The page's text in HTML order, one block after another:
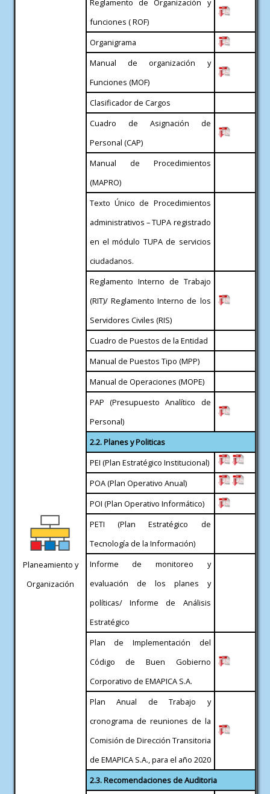
Planeamiento y
Organización
Reglamento de Organización y
funciones ( ROF)
Organigrama
Manual de organización y
Funciones (MOF)
Clasificador de Cargos
Cuadro de Asignación de
Personal (CAP)
Manual de Procedimientos
(MAPRO)
Texto Único de Procedimientos
administrativos – TUPA registrado
en el módulo TUPA de servicios
ciudadanos.
Reglamento Interno de Trabajo
(RIT)/ Reglamento Interno de los
Servidores Civiles (RIS)
Cuadro de Puestos de la Entidad
Manual de Puestos Tipo (MPP)
Manual de Operaciones (MOPE)
PAP (Presupuesto Analítico de
Personal)
2.2. Planes y Politicas
PEI (Plan Estratégico Institucional)
POA (Plan Operativo Anual)
POI (Plan Operativo Informático)
PETI (Plan Estratégico de
Tecnología de la Información)
Informe de monitoreo y
evaluación de los planes y
políticas/ Informe de Análisis
Estratégico
Plan de Implementación del
Código de Buen Gobierno
Corporativo de EMAPICA S.A.
Plan Anual de Trabajo y
cronograma de reuniones de la
Comisión de Dirección Transitoria
de EMAPICA S.A., para el año 2020
2.3. Recomendaciones de Auditoria